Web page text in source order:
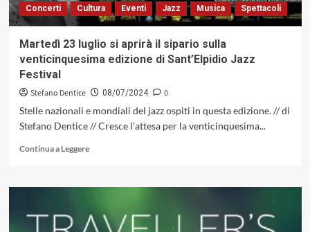
Concerti Cultura Eventi Jazz Musica Spettacoli
Martedì 23 luglio si aprirà il sipario sulla
venticinquesima edizione di Sant’Elpidio Jazz
Festival
Stefano Dentice 08/07/2024
0
Stelle nazionali e mondiali del jazz ospiti in questa edizione. // di
Stefano Dentice // Cresce l’attesa per la venticinquesima...
Continua a LeggereLeggi
su
23
luglio